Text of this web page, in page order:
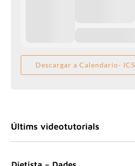
Descargar a Calendario- ICS
Últims videotutorials